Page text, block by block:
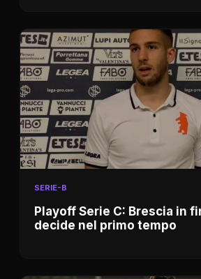
SERIE-B
Playoff Serie C: Brescia in
decide nel primo tempo